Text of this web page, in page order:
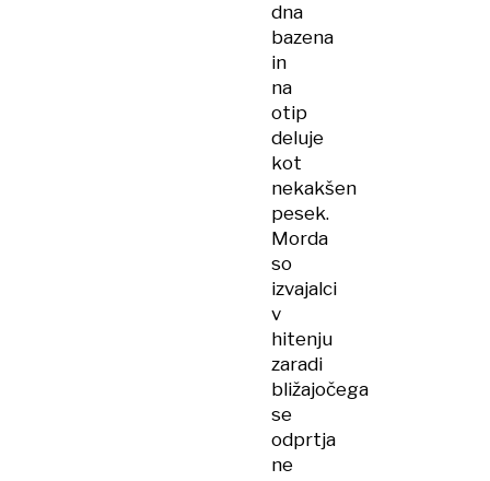
dna
bazena
in
na
otip
deluje
kot
nekakšen
pesek.
Morda
so
izvajalci
v
hitenju
zaradi
bližajočega
se
odprtja
ne